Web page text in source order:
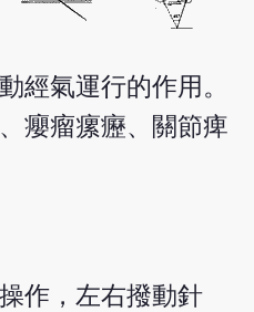
經氣運行的作用。
癭瘤瘰癧、關節痺
作，左右撥動針